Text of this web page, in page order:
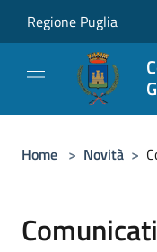
Regione Puglia
Home > Novità >
Comunicati